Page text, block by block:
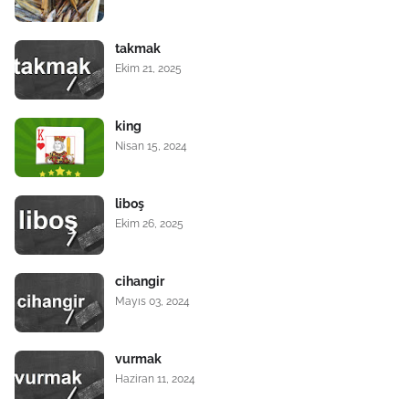
takmak
Ekim 21, 2025
king
Nisan 15, 2024
liboş
Ekim 26, 2025
cihangir
Mayıs 03, 2024
vurmak
Haziran 11, 2024